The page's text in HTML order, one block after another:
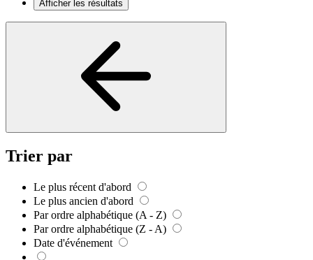
Afficher les résultats
Trier par
Le plus récent d'abord
Le plus ancien d'abord
Par ordre alphabétique (A - Z)
Par ordre alphabétique (Z - A)
Date d'événement